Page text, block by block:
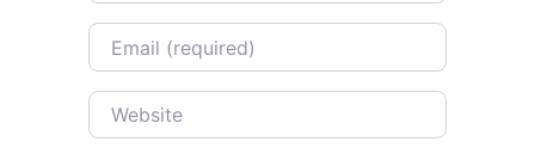
Email
Website